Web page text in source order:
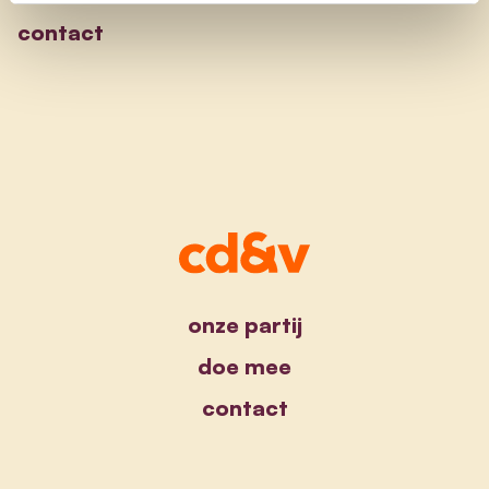
contact
onze partij
doe mee
contact